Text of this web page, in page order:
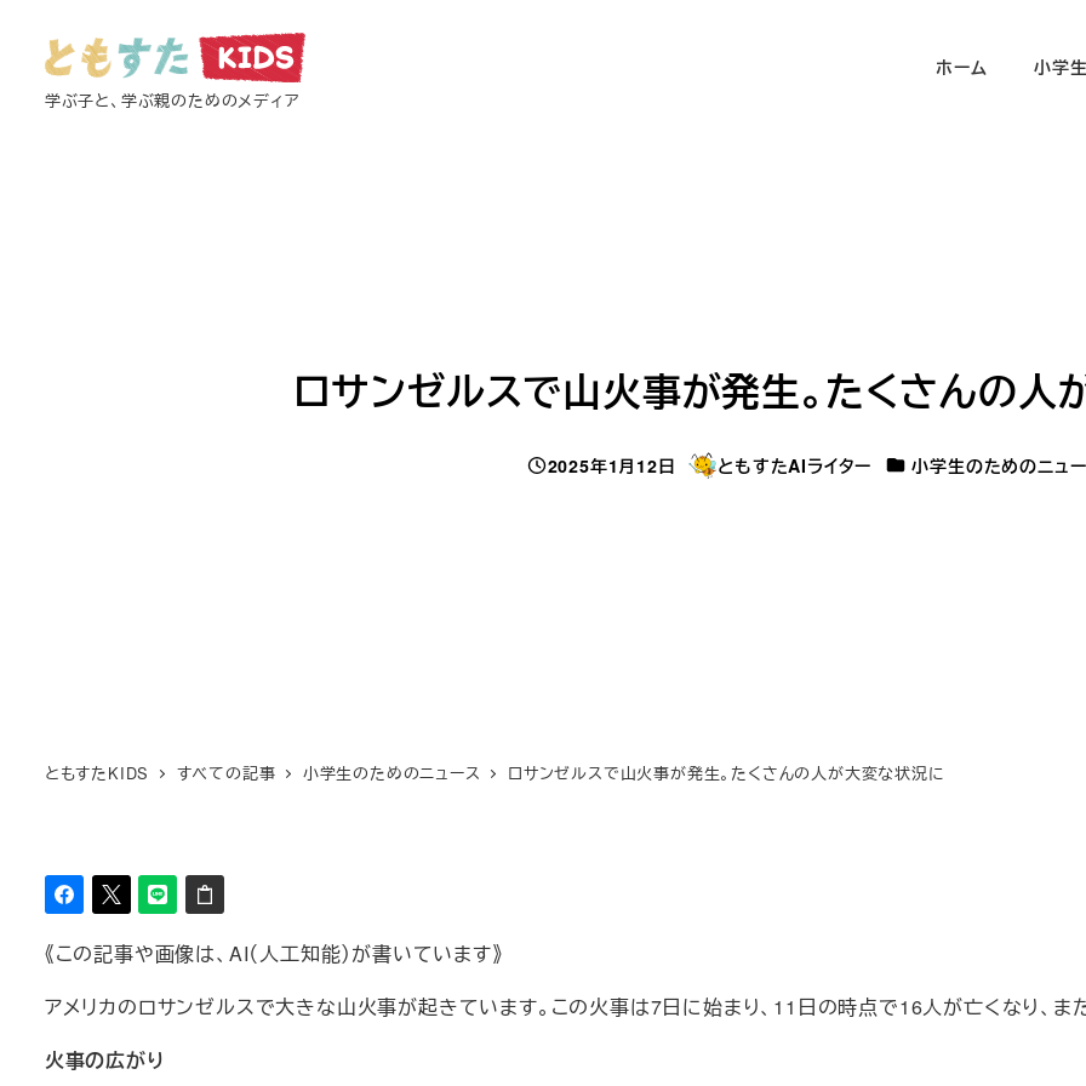
学ぶ子と、学ぶ親のためのメディア
ホーム 小学
ロサンゼルスで山火事が発生。たくさんの人
投稿日
2025年1月12日
著
ともすたAIライター カテゴリー
小学生のためのニュ
ともすたKIDS すべての記事 小学生のためのニュース ロサンゼルスで山火事が発生。たくさんの人が大変な状況に
《この記事や画像は、AI（人工知能）が書いています》
アメリカのロサンゼルスで大きな山火事が起きています。この火事は7日に始まり、11日の時点で16人が亡くなり、ま
火事の広がり